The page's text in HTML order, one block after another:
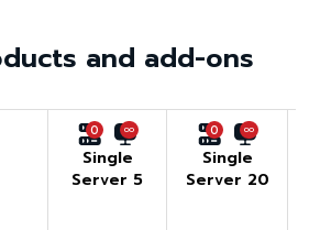
and add-ons
0
Single
Server 5
0
Single
Server 20